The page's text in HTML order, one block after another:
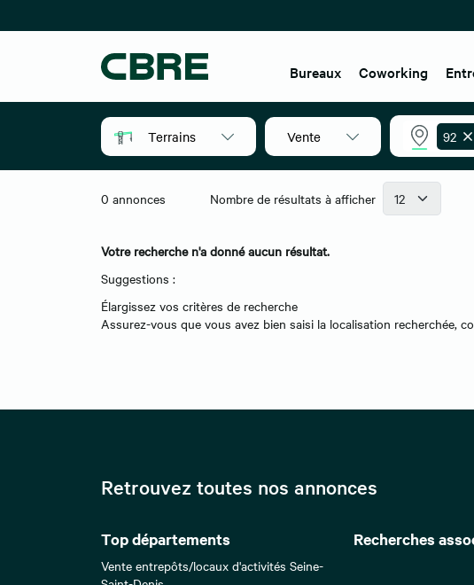
Bureaux Coworking
Terrains Vente 92
0 annonces Nombre de résultats à afficher
Votre recherche n'a donné aucun résultat.
Suggestions :
Élargissez vos critères de recherche
Assurez-vous que vous avez bien saisi la localisation recherchée,
Retrouvez toutes nos annonces
Top départements
Vente entrepôts/locaux d'activités Seine-
Recherches